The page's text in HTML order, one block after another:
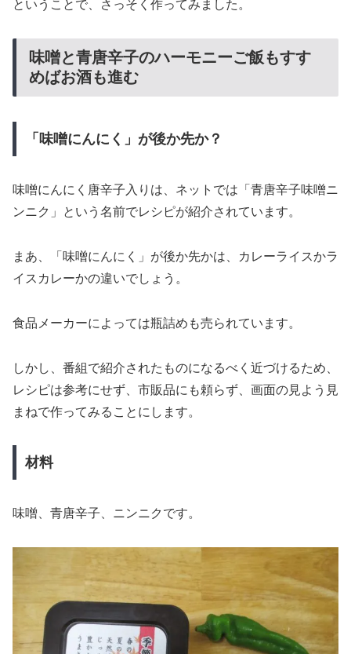
ということで、さっそく作ってみました。
味噌と青唐辛子のハーモニーご飯もすす
めばお酒も進む
「味噌にんにく」が後か先か？
味噌にんにく唐辛子入りは、ネットでは「青唐辛子味噌ニ
ンニク」という名前でレシピが紹介されています。
まあ、「味噌にんにく」が後か先かは、カレーライスかラ
イスカレーかの違いでしょう。
食品メーカーによっては瓶詰めも売られています。
しかし、番組で紹介されたものになるべく近づけるため、
レシピは参考にせず、市販品にも頼らず、画面の見よう見
まねで作ってみることにします。
材料
味噌、青唐辛子、ニンニクです。